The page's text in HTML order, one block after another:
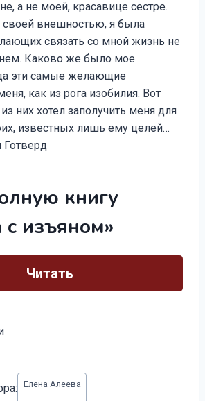
а не моей, красавице сестре.
внешностью, я была
связать со мной жизнь не
Каково же было мое
эти самые желающие
как из рога изобилия. Вот
них хотел заполучить меня для
известных лишь ему целей…
книгу
с изъяном»
Читать
Елена Алеева